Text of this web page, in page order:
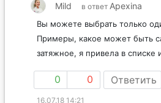
Mild в ответ Apexina
Вы можете выбрать только
Примеры, какое может быть
затяжное, я привела в списке
0 0 Ответить
16.07.18 14:21